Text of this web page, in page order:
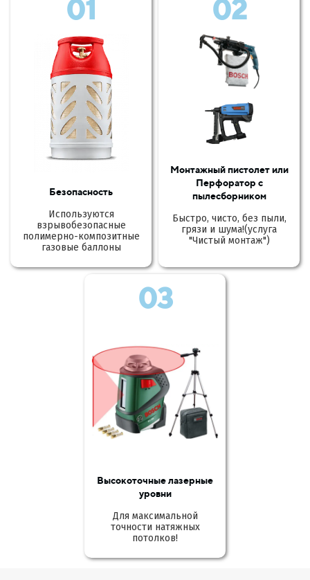
01
Безопасность
Используются
взрывобезопасные
полимерно-композитные
газовые баллоны
02
Монтажный пистолет или
Перфоратор с
пылесборником
Быстро, чисто, без пыли,
грязи и шума!(услуга
"Чистый монтаж")
03
Высокоточные лазерные
уровни
Для максимальной
точности натяжных
потолков!